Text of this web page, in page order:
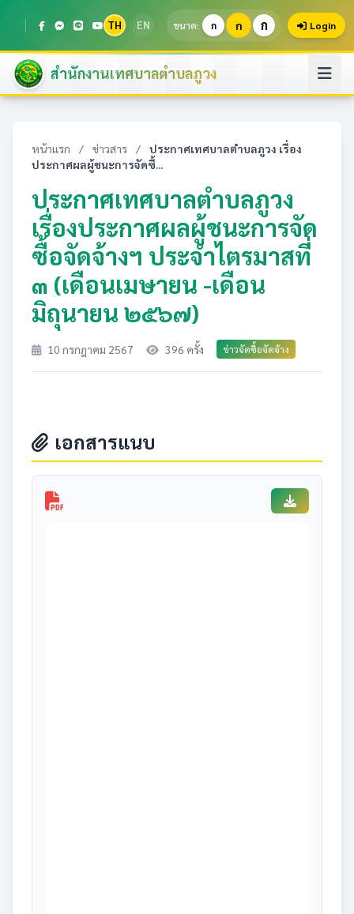
TH EN ขนาด: ก ก ก Login
สำนักงานเทศบาลตำบลภูวง
หน้าแรก / ข่าวสาร /
ประกาศเทศบาลตำบลภูวง เรื่อง
ประกาศผลผู้ชนะการจัดซื้...
ประกาศเทศบาลตำบลภูวง
เรื่องประกาศผลผู้ชนะการจัด
ซื้อจัดจ้างฯ ประจำไตรมาสที่
๓ (เดือนเมษายน -เดือน
มิถุนายน ๒๕๖๗)
10 กรกฎาคม 2567 396 ครั้ง ข่าวจัดซื้อจัดจ้าง
เอกสารแนบ